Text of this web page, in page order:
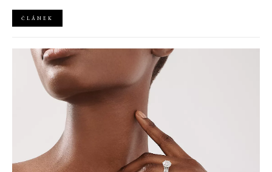
přenést z runways do každodenního života.
ČLÁNEK